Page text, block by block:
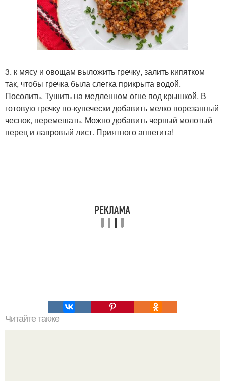
3. к мясу и овощам выложить гречку, залить кипятком
так, чтобы гречка была слегка прикрыта водой.
Посолить. Тушить на медленном огне под крышкой. В
готовую гречку по-купечески добавить мелко порезанный
чеснок, перемешать. Можно добавить черный молотый
перец и лавровый лист. Приятного аппетита!
Читайте также